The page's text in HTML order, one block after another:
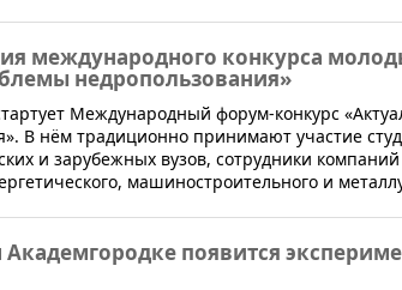
международного конкурса
недропользования»
Международный форум-конкурс
В нём традиционно принимают участие
и зарубежных вузов, сотрудники компаний
машиностроительного и
появится